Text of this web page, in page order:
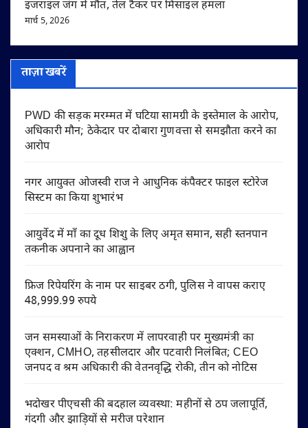
इजराइल जंग में मौत, तेल टैंकर पर मिसाइल हमला
मार्च 5, 2026
ताज़ा खबरें
PWD की सड़क मरम्मत में घटिया सामग्री के इस्तेमाल के आरोप,
अधिकारी मौन; ठेकेदार पर दोबारा गुणवत्ता से समझौता करने का
आरोप
नगर आयुक्त ओजस्वी राज ने आधुनिक कंपैक्टर फाइल स्टोरेज
सिस्टम का किया शुभारंभ
आयुर्वेद में माँ का दूध शिशु के लिए अमृत समान, सही स्तनपान
तकनीक अपनाने का आह्वान
फ्रिज रिपेयरिंग के नाम पर साइबर ठगी, पुलिस ने वापस कराए
48,999.99 रुपये
जन समस्याओं के निराकरण में लापरवाही पर मुख्यमंत्री का
एक्शन, CMHO, तहसीलदार और पटवारी निलंबित; CEO
जनपद व श्रम अधिकारी की वेतनवृद्धि रोकी, तीन को नोटिस
भदोखर पीएचसी की बदहाल व्यवस्था: महीनों से ठप जलापूर्ति,
गंदगी और झाड़ियों से मरीज परेशान